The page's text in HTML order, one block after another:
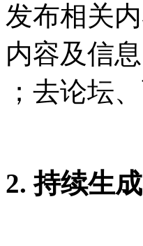
发布相关
内容及信息
；去论坛
2. 持续生